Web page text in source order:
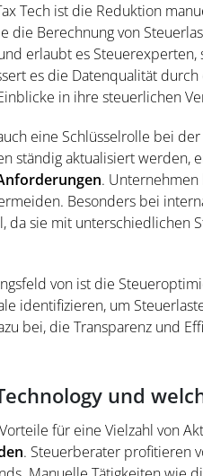
Tech ist die Reduktion
die Berechnung von
erlaubt es
es die Datenqualität
in ihre steuerlichen
eine Schlüsselrolle bei
ständig aktualisiert werden,
.
Besonders bei
da sie mit unterschiedlichen
von ist die
identifizieren, um
bei, die Transparenz und
und
für eine Vielzahl von
. Steuerberater profitieren